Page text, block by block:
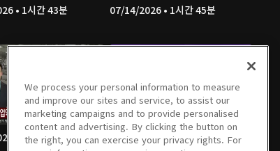
• 1시간 43분 07/14/2026 • 1시간 45분
• 1시간 43분 07/06/2026 • 1시간 45분
We process your personal information to measure
and improve our sites and service, to assist our
marketing campaigns and to provide personalised
content and advertising. By clicking the button on
the right, you can exercise your privacy rights. For